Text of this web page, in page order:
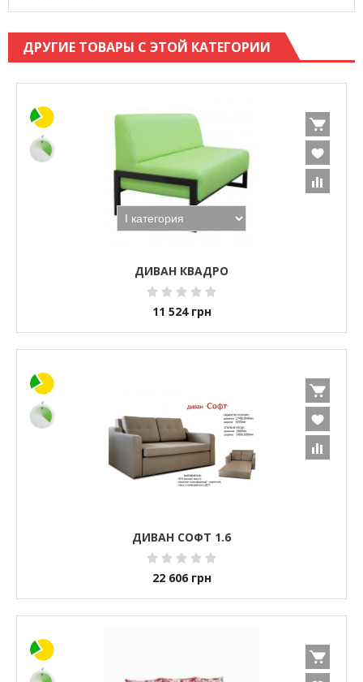
ДРУГИЕ ТОВАРЫ С ЭТОЙ КАТЕГОРИИ
ДИВАН КВАДРО
11 524 грн
ДИВАН СОФТ 1.6
22 606 грн